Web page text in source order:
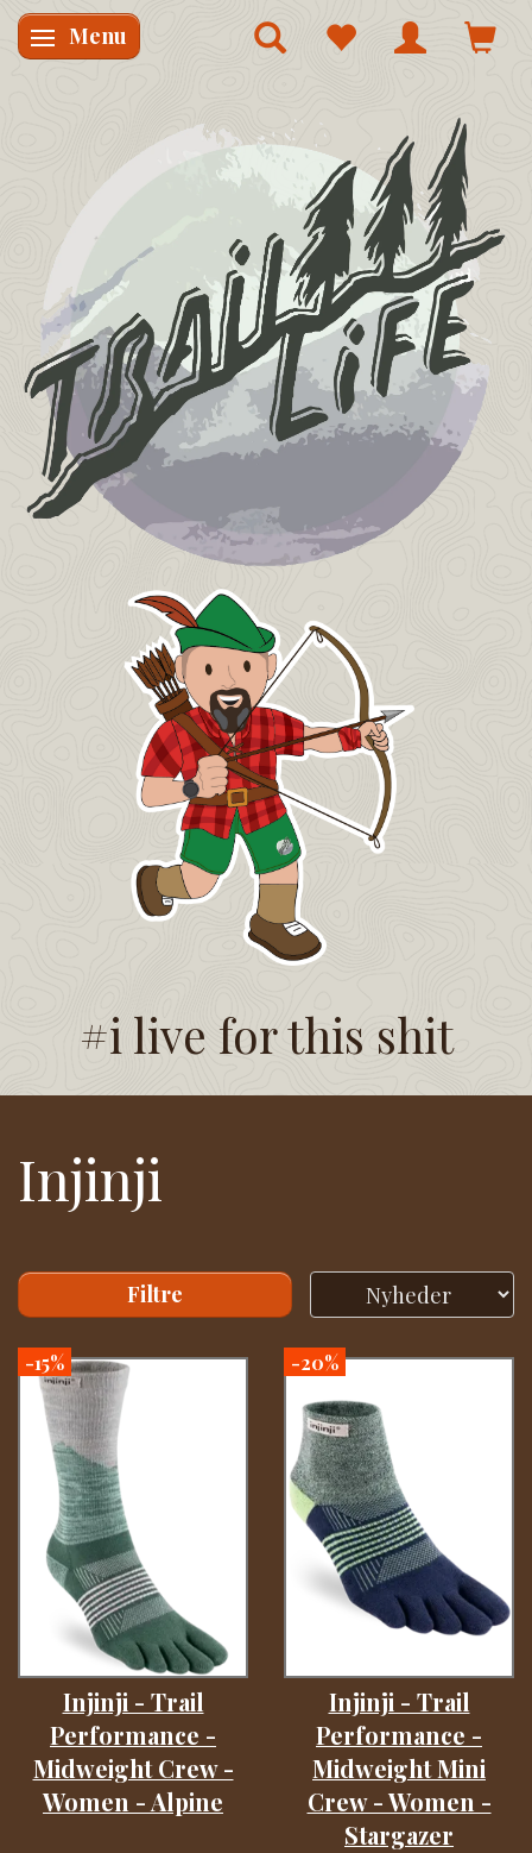
Skifte navigation
Menu
#i live for this shit
Injinji
Filtre
-15%
Injinji - Trail
Performance -
Midweight Crew -
Women - Alpine
-20%
Injinji - Trail
Performance -
Midweight Mini
Crew - Women -
Stargazer